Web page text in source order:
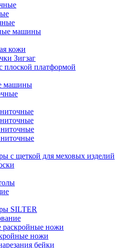
машины
кожи
Зигзаг
плоской платформой
машины
с щеткой для меховых изделий
SILTER
раскройные ножи
ножи
бейки